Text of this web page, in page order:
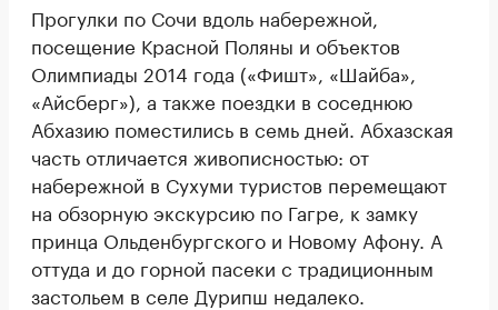
Прогулки по Сочи вдоль набережной,
посещение Красной Поляны и объектов
Олимпиады 2014 года («Фишт», «Шайба»,
«Айсберг»), а также поездки в соседнюю
Абхазию поместились в семь дней. Абхазская
часть отличается живописностью: от
набережной в Сухуми туристов перемещают
на обзорную экскурсию по Гагре, к замку
принца Ольденбургского и Новому Афону. А
оттуда и до горной пасеки с традиционным
застольем в селе Дурипш недалеко.